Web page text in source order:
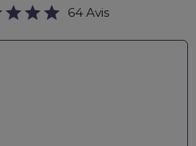
starstarstar 64 Avis